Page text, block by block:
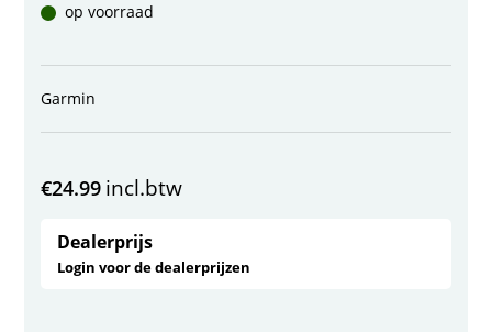
op voorraad
Garmin
€24.99 incl.btw
Dealerprijs
Login voor de dealerprijzen